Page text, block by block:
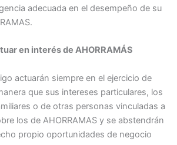
adecuada en el desempeño de su
en interés de AHORRAMÁS
actuarán siempre en el ejercicio de
que sus intereses particulares, los
o de otras personas vinculadas a
los de AHORRAMAS y se abstendrán
propio oportunidades de negocio